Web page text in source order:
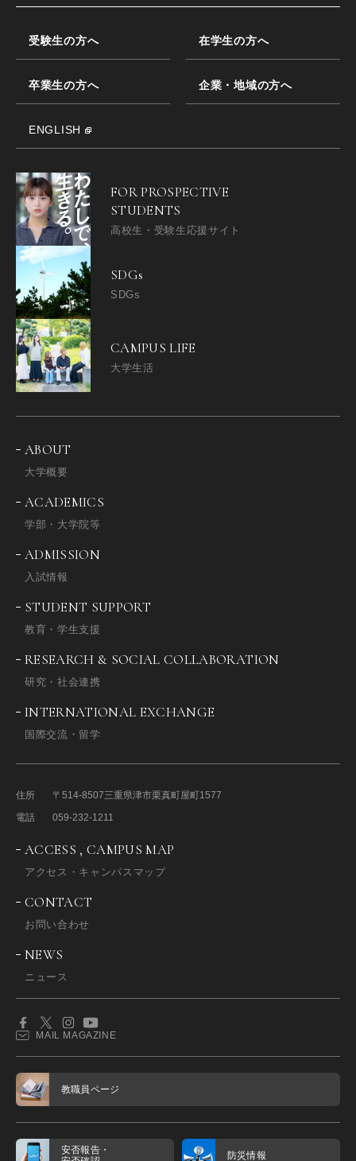
受験生の方へ 在学生の方へ
卒業生の方へ 企業・地域の方へ
ENGLISH
FOR PROSPECTIVE
STUDENTS
高校生・受験生応援サイト
SDGs
SDGs
CAMPUS LIFE
大学生活
ABOUT
大学概要
ACADEMICS
学部・大学院等
ADMISSION
入試情報
STUDENT SUPPORT
教育・学生支援
RESEARCH & SOCIAL COLLABORATION
研究・社会連携
INTERNATIONAL EXCHANGE
国際交流・留学
住所 〒514-8507三重県津市栗真町屋町1577
電話
059-232-1211
ACCESS , CAMPUS MAP
アクセス・キャンパスマップ
CONTACT
お問い合わせ
NEWS
ニュース
MAIL MAGAZINE
教職員ページ
安否報告・
防災情報